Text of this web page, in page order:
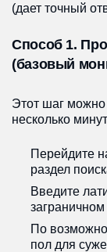
(дает точный
Способ 1.
(базовый
Этот шаг можно
несколько
Перейдите
раздел
Введите
По
пол для